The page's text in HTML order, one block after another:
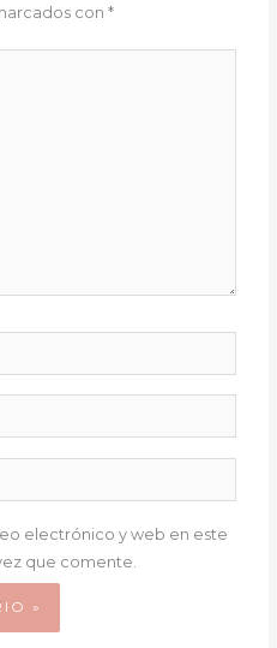
con*
electrónico y web en este
que comente.